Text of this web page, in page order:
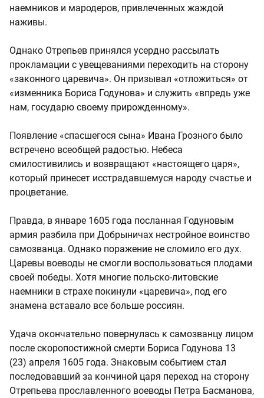
наемников и мародеров, привлеченных жаждой
наживы.
Однако Отрепьев принялся усердно рассылать
прокламации с увещеваниями переходить на сторону
«законного царевича». Он призывал «отложиться» от
«изменника Бориса Годунова» и служить «впредь уже
нам, государю своему прирожденному».
Появление «спасшегося сына» Ивана Грозного было
встречено всеобщей радостью. Небеса
смилостивились и возвращают «настоящего царя»,
который принесет исстрадавшемуся народу счастье и
процветание.
Правда, в январе 1605 года посланная Годуновым
армия разбила при Добрыничах нестройное воинство
самозванца. Однако поражение не сломило его дух.
Царевы воеводы не смогли воспользоваться плодами
своей победы. Хотя многие польско-литовские
наемники в страхе покинули «царевича», под его
знамена вставало все больше россиян.
Удача окончательно повернулась к самозванцу лицом
после скоропостижной смерти Бориса Годунова 13
(23) апреля 1605 года. Знаковым событием стал
последовавший за кончиной царя переход на сторону
Отрепьева прославленного воеводы Петра Басманова,